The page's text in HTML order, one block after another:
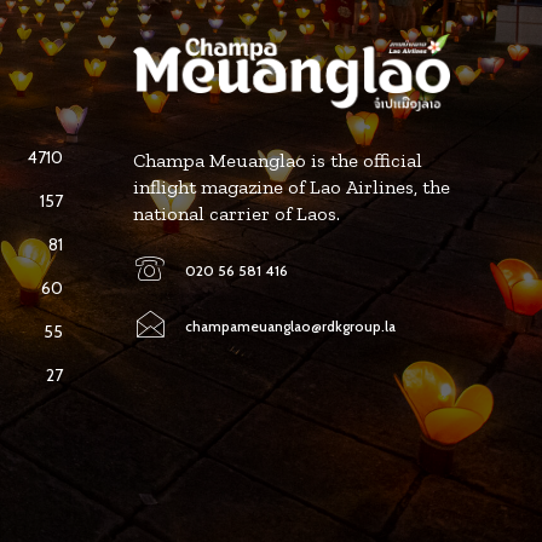
4710
157
81
60
55
27
Champa Meuanglao is the official
inflight magazine of Lao Airlines, the
national carrier of Laos.
020 56 581 416
champameuanglao@rdkgroup.la